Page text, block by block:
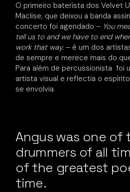
O primeiro baterista dos Velvet
Maclise, que deixou a banda
concerto foi agendado – You
tell us to and we have to end
work that way. – é um dos
de sempre e merece mais do
Para além de percussionista foi
artista visual e reflectia o
se envolvia.
Angus was one of
drummers of all
of the greatest
time.